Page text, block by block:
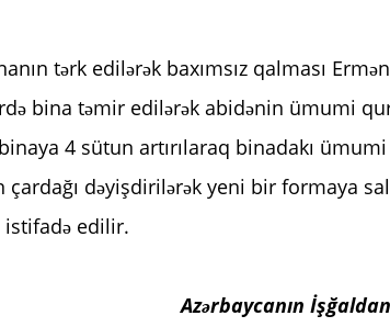
tərk edilərək baxımsız qalması
bina təmir edilərək abidənin ümumi
4 sütun artırılaraq binadakı ümumi
çardağı dəyişdirilərək yeni bir formaya
edilir.
Azərbaycanın